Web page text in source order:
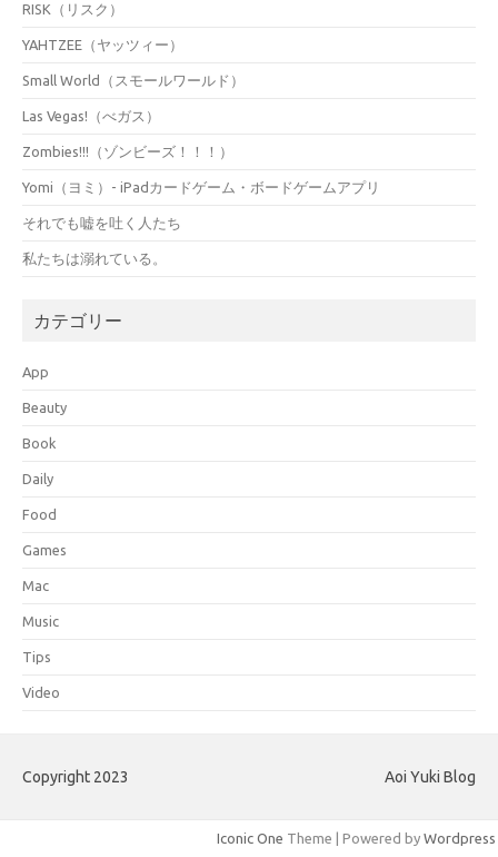
RISK（リスク）
YAHTZEE（ヤッツィー）
Small World（スモールワールド）
Las Vegas!（べガス）
Zombies!!!（ゾンビーズ！！！）
Yomi（ヨミ）- iPadカードゲーム・ボードゲームアプリ
それでも嘘を吐く人たち
私たちは溺れている。
カテゴリー
App
Beauty
Book
Daily
Food
Games
Mac
Music
Tips
Video
Copyright 2023 Aoi Yuki Blog
Iconic One Theme | Powered by Wordpress